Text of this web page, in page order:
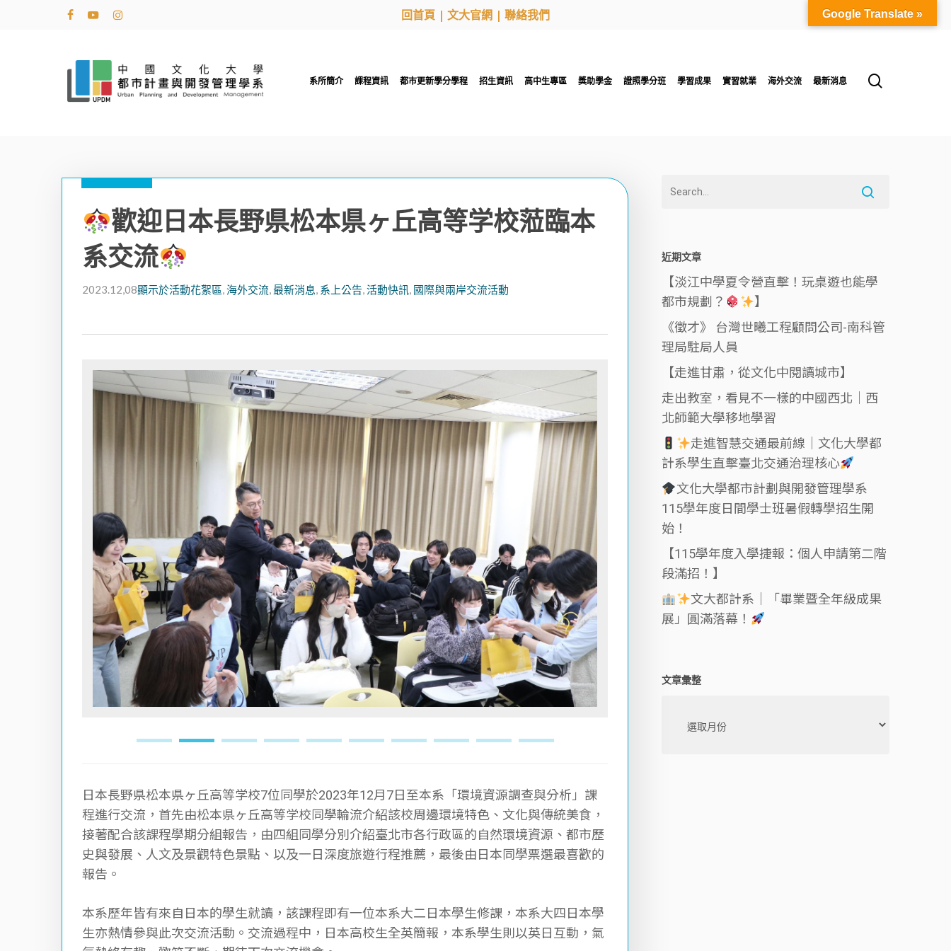
facebookyoutubeinstagram
回首頁| 文大官網| 聯絡我們
系所簡介 課程資訊 都市更新學分學程 招生資訊 高中生專區 獎助學金 證照學分班 學習成果 實習就業 海外交流 最新消息
歡迎日本長野県松本県ヶ丘高等学校蒞臨本
系交流
2023.12,08顯示於活動花絮區, 海外交流,最新消息, 系上公告,活動快訊, 國際與兩岸交流活動
日本長野県松本県ヶ丘高等学校7位同學於2023年12月7日至本系「環境資源調查與分析」課
程進行交流，首先由松本県ヶ丘高等学校同學輪流介紹該校周邊環境特色、文化與傳統美食，
接著配合該課程學期分組報告，由四組同學分別介紹臺北市各行政區的自然環境資源、都市歷
史與發展、人文及景觀特色景點、以及一日深度旅遊行程推薦，最後由日本同學票選最喜歡的
報告。
本系歷年皆有來自日本的學生就讀，該課程即有一位本系大二日本學生修課，本系大四日本學
生亦熱情參與此次交流活動。交流過程中，日本高校生全英簡報，本系學生則以英日互動，氣
近期文章
【淡江中學夏令營直擊！玩桌遊也能學
都市規劃？
】
《徵才》 台灣世曦工程顧問公司-南科管
理局駐局人員
【走進甘肅，從文化中閱讀城市】
走出教室，看見不一樣的中國西北｜西
北師範大學移地學習
走進智慧交通最前線｜文化大學都
計系學生直擊臺北交通治理核心
文化大學都市計劃與開發管理學系
115學年度日間學士班暑假轉學招生開
始！
【115學年度入學捷報：個人申請第二階
段滿招！】
文大都計系｜「畢業暨全年級成果
展」圓滿落幕！
文章彙整
Google Translate »